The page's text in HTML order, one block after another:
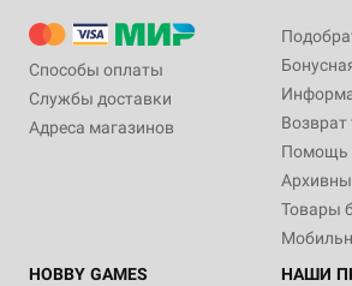
Способы оплаты
Службы доставки
Адреса магазинов
Возврат
Помощь
Товары
HOBBY GAMES
НАШИ